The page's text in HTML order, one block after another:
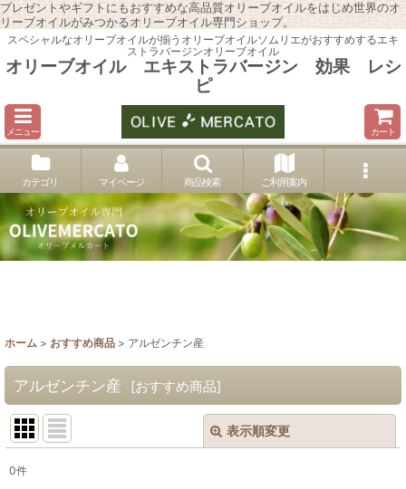
プレゼントやギフトにもおすすめな高品質オリーブオイルをはじめ世界のオ
リーブオイルがみつかるオリーブオイル専門ショップ。
スペシャルなオリーブオイルが揃うオリーブオイルソムリエがおすすめするエキ
ストラバージンオリーブオイル
オリーブオイル エキストラバージン 効果 レシ
ピ
メニュー カート
カテゴリ マイページ 商品検索 ご利用案内
ホーム > おすすめ商品 > アルゼンチン産
アルゼンチン産 [おすすめ商品]
表示順変更
0件